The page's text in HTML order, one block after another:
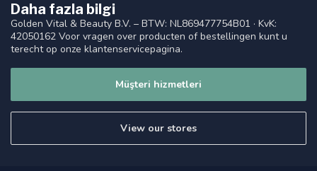
Daha fazla bilgi
Golden Vital & Beauty B.V. – BTW: NL869477754B01 · KvK:
42050162 Voor vragen over producten of bestellingen kunt u
terecht op onze klantenservicepagina.
Müşteri hizmetleri
View our stores